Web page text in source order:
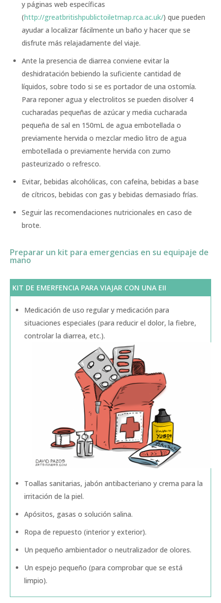
y páginas web específicas
(http://greatbritishpublictoiletmap.rca.ac.uk/) que pueden
ayudar a localizar fácilmente un baño y hacer que se
disfrute más relajadamente del viaje.
Ante la presencia de diarrea conviene evitar la
deshidratación bebiendo la suficiente cantidad de
líquidos, sobre todo si se es portador de una ostomía.
Para reponer agua y electrolitos se pueden disolver 4
cucharadas pequeñas de azúcar y media cucharada
pequeña de sal en 150mL de agua embotellada o
previamente hervida o mezclar medio litro de agua
embotellada o previamente hervida con zumo
pasteurizado o refresco.
Evitar, bebidas alcohólicas, con cafeína, bebidas a base
de cítricos, bebidas con gas y bebidas demasiado frías.
Seguir las recomendaciones nutricionales en caso de
brote.
Preparar un kit para emergencias en su equipaje de
mano
KIT DE EMERFENCIA PARA VIAJAR CON UNA EII
Medicación de uso regular y medicación para
situaciones especiales (para reducir el dolor, la fiebre,
controlar la diarrea, etc.).
Toallas sanitarias, jabón antibacteriano y crema para la
irritación de la piel.
Apósitos, gasas o solución salina.
Ropa de repuesto (interior y exterior).
Un pequeño ambientador o neutralizador de olores.
Un espejo pequeño (para comprobar que se está
limpio).